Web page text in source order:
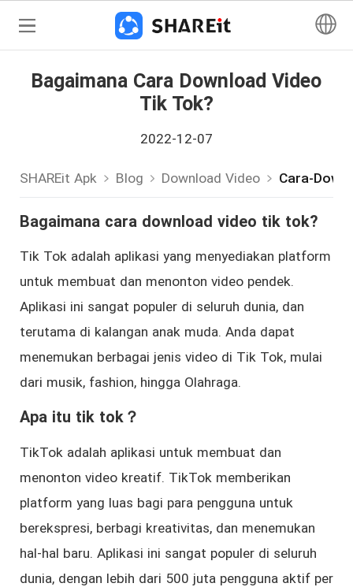
Bagaimana Cara Download Video
Tik Tok?
2022-12-07
SHAREit Apk Blog Download Video Cara-
Bagaimana cara download video tik tok?
Tik Tok adalah aplikasi yang menyediakan platform
untuk membuat dan menonton video pendek.
Aplikasi ini sangat populer di seluruh dunia, dan
terutama di kalangan anak muda. Anda dapat
menemukan berbagai jenis video di Tik Tok, mulai
dari musik, fashion, hingga Olahraga.
Apa itu tik tok？
TikTok adalah aplikasi untuk membuat dan
menonton video kreatif. TikTok memberikan
platform yang luas bagi para pengguna untuk
berekspresi, berbagi kreativitas, dan menemukan
hal-hal baru. Aplikasi ini sangat populer di seluruh
dunia, dengan lebih dari 500 juta pengguna aktif per